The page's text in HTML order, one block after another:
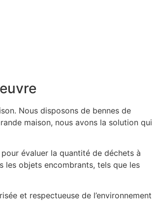
Nous disposons de bennes de
maison, nous avons la solution qui
évaluer la quantité de déchets à
les objets encombrants, tels que les
et respectueuse de l’environnement